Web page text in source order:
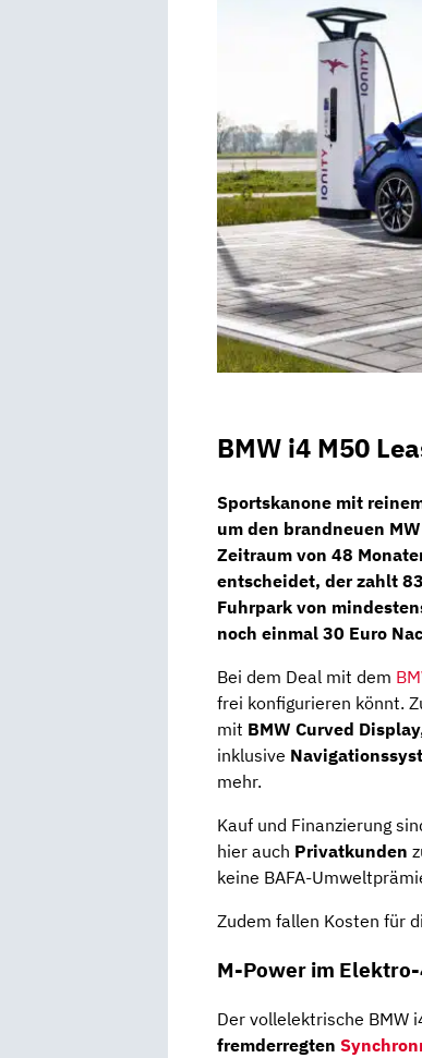
BMW i4 M50
Sportskanone mit
um den brandneuen
Zeitraum von 48
entscheidet, der zahlt
Fuhrpark von
noch einmal 30 Euro
Bei dem Deal mit dem
frei konfigurieren könnt.
mit BMW Curved
inklusive
mehr.
Kauf und Finanzierung
hier auch Privatkunden
keine BAFA-
Zudem fallen Kosten für
M-Power im
Der vollelektrische BMW
fremderregten